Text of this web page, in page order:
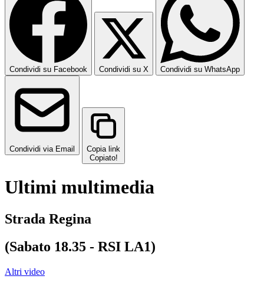
Condividi su Facebook Condividi su X Condividi su WhatsApp
Condividi via Email
Copia link
Copiato!
Ultimi multimedia
Strada Regina
(Sabato 18.35 - RSI LA1)
Altri video